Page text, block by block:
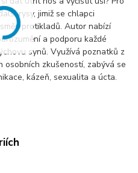
rysy, jimiž se chlapci
protikladů. Autor nabízí
a podporu každé
synů. Využívá poznatků z
osobních zkušeností, zabývá se
kázeň, sexualita a úcta.